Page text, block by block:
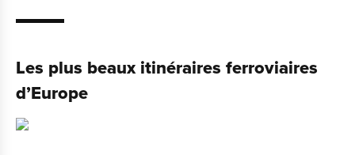
Les plus beaux itinéraires ferroviaires
d’Europe